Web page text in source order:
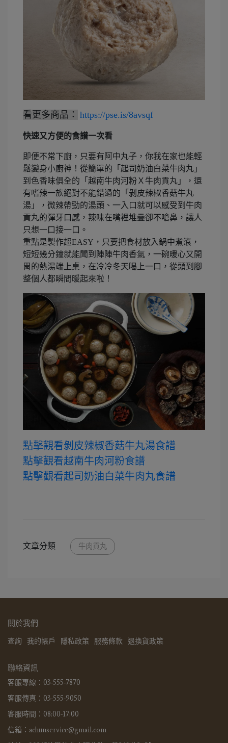
看更多商品： https://pse.is/8avsqf
快速又方便的食譜一次看
即便不常下廚，只要有阿中丸子，你我在家也能輕
鬆變身小廚神！從簡單的「起司奶油白菜牛肉丸」
到色香味俱全的「越南牛肉河粉Ｘ牛肉貢丸」，還
有嗜辣一族絕對不能錯過的「剝皮辣椒香菇牛丸
湯」，微辣帶勁的湯頭、一入口就可以感受到牛肉
貢丸的彈牙口感，辣味在嘴裡堆疊卻不嗆鼻，讓人
只想一口接一口。
重點是製作超EASY，只要把食材放入鍋中煮滾，
短短幾分鐘就能聞到陣陣牛肉香氣，一碗暖心又開
胃的熱湯端上桌，在冷冷冬天喝上一口，從頭到腳
整個人都瞬間暖起來啦！
點擊觀看剝皮辣椒香菇牛丸湯食譜
點擊觀看越南牛肉河粉食譜
點擊觀看起司奶油白菜牛肉丸食譜
文章分類 牛肉貢丸
關於我們
查詢 我的帳戶 隱私政策 服務條款 退換貨政策
聯絡資訊
客服專線：03-555-7870
客服傳真：03-555-9050
客服時間：08:00-17:00
信箱：achunservice@gmail.com